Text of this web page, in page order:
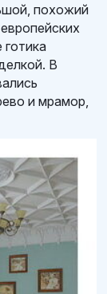
похожий
В
и мрамор,